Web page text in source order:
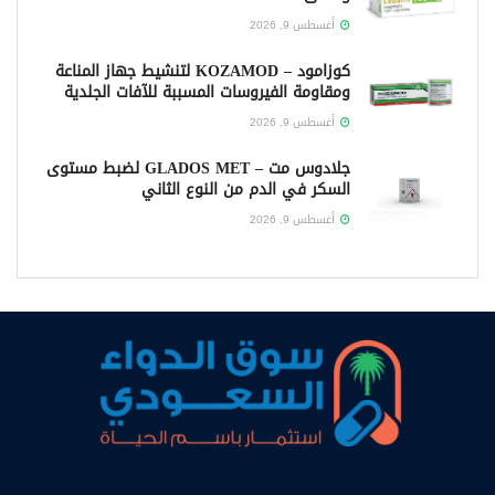
أغسطس 9, 2026
كوزامود – KOZAMOD لتنشيط جهاز المناعة
ومقاومة الفيروسات المسببة للآفات الجلدية
أغسطس 9, 2026
جلادوس مت – GLADOS MET لضبط مستوى
السكر في الدم من النوع الثاني
أغسطس 9, 2026